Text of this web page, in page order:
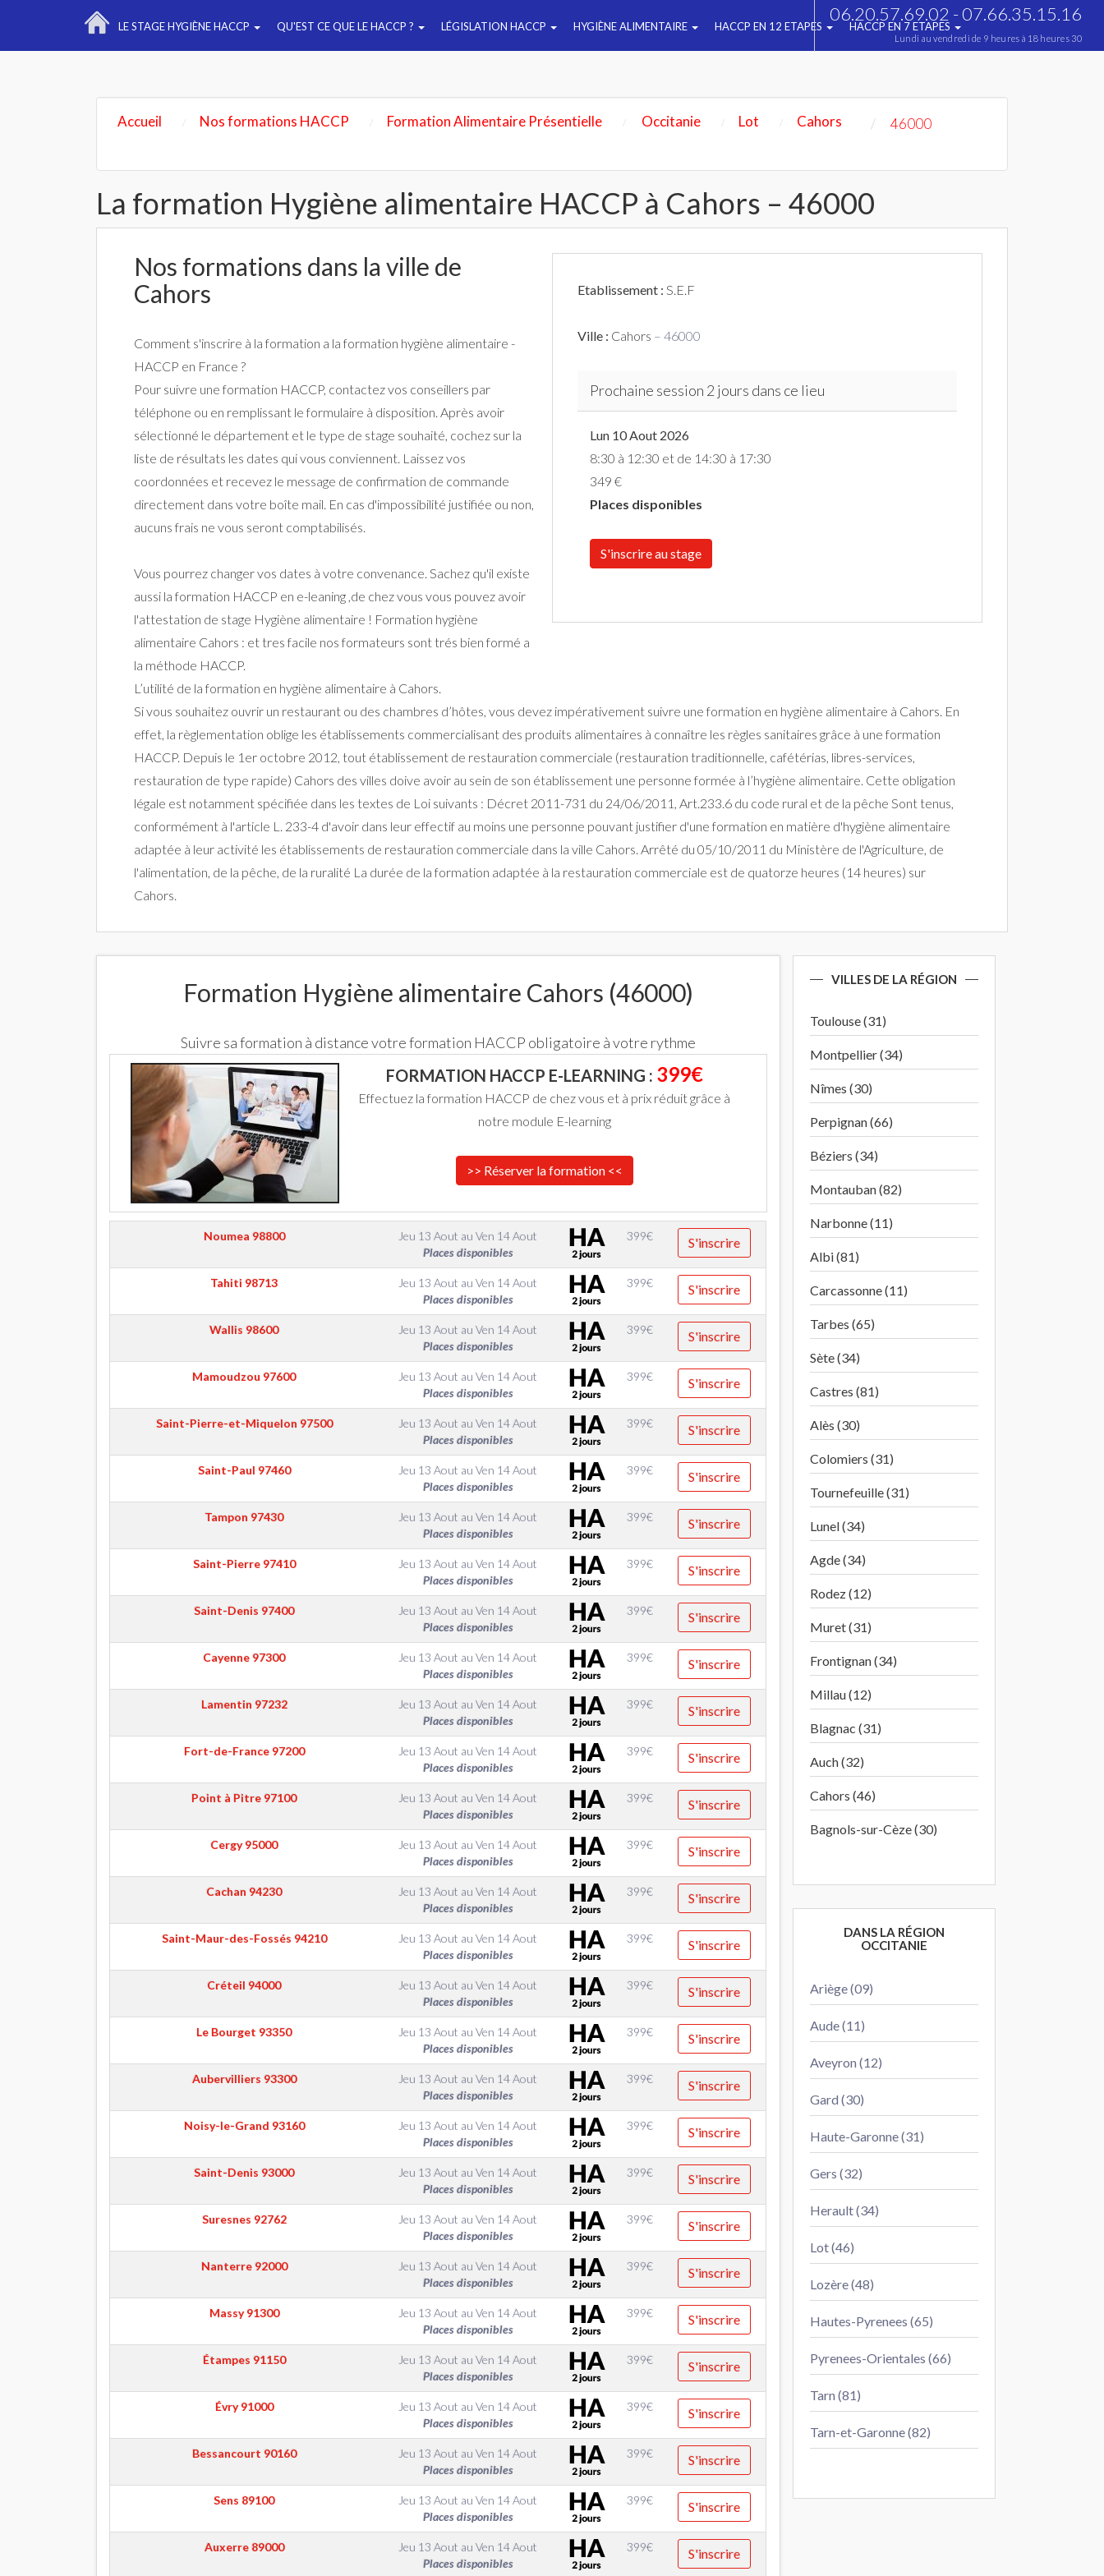
LE STAGE HYGIÈNE HACCP QU'EST CE QUE LE HACCP ? LÉGISLATION HACCP HYGIÈNE ALIMENTAIRE HACCP EN 12 ETAPES HACCP EN 7 ETAPES
06.20.57.69.02 - 07.66.35.15.16
Lundi au vendredi de 9 heures à 18 heures 30
Accueil Nos formations HACCP Formation Alimentaire Présentielle Occitanie Lot Cahors 46000
La formation Hygiène alimentaire HACCP à Cahors – 46000
Nos formations dans la ville de
Cahors
Comment s'inscrire à la formation a la formation hygiène alimentaire -
HACCP en France ?
Pour suivre une formation HACCP, contactez vos conseillers par
téléphone ou en remplissant le formulaire à disposition. Après avoir
sélectionné le département et le type de stage souhaité, cochez sur la
liste de résultats les dates qui vous conviennent. Laissez vos
coordonnées et recevez le message de confirmation de commande
directement dans votre boîte mail. En cas d'impossibilité justifiée ou non,
aucuns frais ne vous seront comptabilisés.
Vous pourrez changer vos dates à votre convenance. Sachez qu'il existe
aussi la formation HACCP en e-leaning ,de chez vous vous pouvez avoir
l'attestation de stage Hygiène alimentaire ! Formation hygiène
alimentaire Cahors : et tres facile nos formateurs sont trés bien formé a
la méthode HACCP.
Etablissement : S.E.F
Ville : Cahors – 46000
Prochaine session 2 jours dans ce lieu
Lun 10 Aout 2026
8:30 à 12:30 et de 14:30 à 17:30
349 €
Places disponibles
S'inscrire au stage
L’utilité de la formation en hygiène alimentaire à Cahors.
Si vous souhaitez ouvrir un restaurant ou des chambres d’hôtes, vous devez impérativement suivre une formation en hygiène alimentaire à Cahors. En
effet, la règlementation oblige les établissements commercialisant des produits alimentaires à connaître les règles sanitaires grâce à une formation
HACCP. Depuis le 1er octobre 2012, tout établissement de restauration commerciale (restauration traditionnelle, cafétérias, libres-services,
restauration de type rapide) Cahors des villes doive avoir au sein de son établissement une personne formée à l’hygiène alimentaire. Cette obligation
légale est notamment spécifiée dans les textes de Loi suivants : Décret 2011-731 du 24/06/2011, Art.233.6 du code rural et de la pêche Sont tenus,
conformément à l'article L. 233-4 d'avoir dans leur effectif au moins une personne pouvant justifier d'une formation en matière d'hygiène alimentaire
adaptée à leur activité les établissements de restauration commerciale dans la ville Cahors. Arrêté du 05/10/2011 du Ministère de l'Agriculture, de
l'alimentation, de la pêche, de la ruralité La durée de la formation adaptée à la restauration commerciale est de quatorze heures (14 heures) sur
Cahors.
Formation Hygiène alimentaire Cahors (46000)
Suivre sa formation à distance votre formation HACCP obligatoire à votre rythme
FORMATION HACCP E-LEARNING : 399€
Effectuez la formation HACCP de chez vous et à prix réduit grâce à
notre module E-learning
>> Réserver la formation <<
Noumea 98800 Jeu 13 Aout auVen 14 Aout
Places disponibles
399€ S'inscrire
Tahiti 98713 Jeu 13 Aout auVen 14 Aout
Places disponibles
399€ S'inscrire
Wallis 98600 Jeu 13 Aout auVen 14 Aout
Places disponibles
399€ S'inscrire
Mamoudzou 97600 Jeu 13 Aout auVen 14 Aout
Places disponibles
399€ S'inscrire
Saint-Pierre-et-Miquelon 97500 Jeu 13 Aout auVen 14 Aout
Places disponibles
399€ S'inscrire
Saint-Paul 97460 Jeu 13 Aout auVen 14 Aout
Places disponibles
399€ S'inscrire
Tampon 97430 Jeu 13 Aout auVen 14 Aout
Places disponibles
399€ S'inscrire
Saint-Pierre 97410 Jeu 13 Aout auVen 14 Aout
Places disponibles
399€ S'inscrire
Saint-Denis 97400 Jeu 13 Aout auVen 14 Aout
Places disponibles
399€ S'inscrire
Cayenne 97300 Jeu 13 Aout auVen 14 Aout
Places disponibles
399€ S'inscrire
Lamentin 97232 Jeu 13 Aout auVen 14 Aout
Places disponibles
399€ S'inscrire
Fort-de-France 97200 Jeu 13 Aout auVen 14 Aout
Places disponibles
399€ S'inscrire
Point à Pitre 97100 Jeu 13 Aout auVen 14 Aout
Places disponibles
399€ S'inscrire
Cergy95000 Jeu 13 Aout auVen 14 Aout
Places disponibles
399€ S'inscrire
Cachan 94230 Jeu 13 Aout auVen 14 Aout
Places disponibles
399€ S'inscrire
Saint-Maur-des-Fossés 94210 Jeu 13 Aout auVen 14 Aout
Places disponibles
399€ S'inscrire
Créteil 94000 Jeu 13 Aout auVen 14 Aout
Places disponibles
399€ S'inscrire
Le Bourget 93350 Jeu 13 Aout auVen 14 Aout
Places disponibles
399€ S'inscrire
Aubervilliers 93300 Jeu 13 Aout auVen 14 Aout
Places disponibles
399€ S'inscrire
Noisy-le-Grand 93160 Jeu 13 Aout auVen 14 Aout
Places disponibles
399€ S'inscrire
Saint-Denis 93000 Jeu 13 Aout auVen 14 Aout
Places disponibles
399€ S'inscrire
Suresnes 92762 Jeu 13 Aout auVen 14 Aout
Places disponibles
399€ S'inscrire
Nanterre 92000 Jeu 13 Aout auVen 14 Aout
Places disponibles
399€ S'inscrire
Massy91300 Jeu 13 Aout auVen 14 Aout
Places disponibles
399€ S'inscrire
Étampes 91150 Jeu 13 Aout auVen 14 Aout
Places disponibles
399€ S'inscrire
Évry91000 Jeu 13 Aout auVen 14 Aout
Places disponibles
399€ S'inscrire
Bessancourt 90160 Jeu 13 Aout auVen 14 Aout
Places disponibles
399€ S'inscrire
Sens 89100 Jeu 13 Aout auVen 14 Aout
Places disponibles
399€ S'inscrire
Auxerre 89000 Jeu 13 Aout auVen 14 Aout
Places disponibles
399€ S'inscrire
VILLES DE LA RÉGION
Toulouse (31)
Montpellier (34)
Nîmes (30)
Perpignan (66)
Béziers (34)
Montauban (82)
Narbonne (11)
Albi (81)
Carcassonne (11)
Tarbes (65)
Sète (34)
Castres (81)
Alès (30)
Colomiers (31)
Tournefeuille (31)
Lunel (34)
Agde (34)
Rodez (12)
Muret (31)
Frontignan (34)
Millau (12)
Blagnac (31)
Auch (32)
Cahors (46)
Bagnols-sur-Cèze (30)
DANS LA RÉGION
OCCITANIE
Ariège (09)
Aude (11)
Aveyron (12)
Gard (30)
Haute-Garonne (31)
Gers (32)
Herault (34)
Lot (46)
Lozère (48)
Hautes-Pyrenees (65)
Pyrenees-Orientales (66)
Tarn (81)
Tarn-et-Garonne (82)